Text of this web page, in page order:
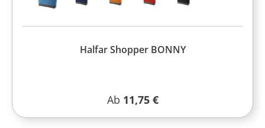
Halfar Shopper BONNY
Regulärer Preis:
Ab 11,75 €